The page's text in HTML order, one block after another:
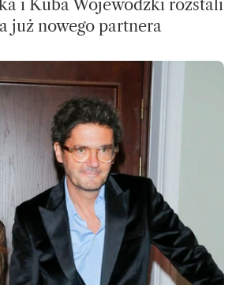
i Kuba Wojewódzki rozstali
już nowego partnera